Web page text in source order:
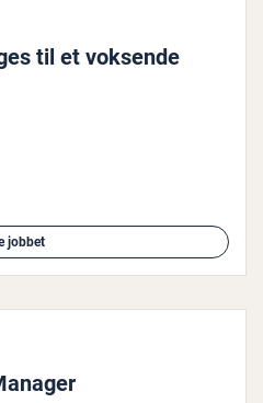
til et voksende
jobbet